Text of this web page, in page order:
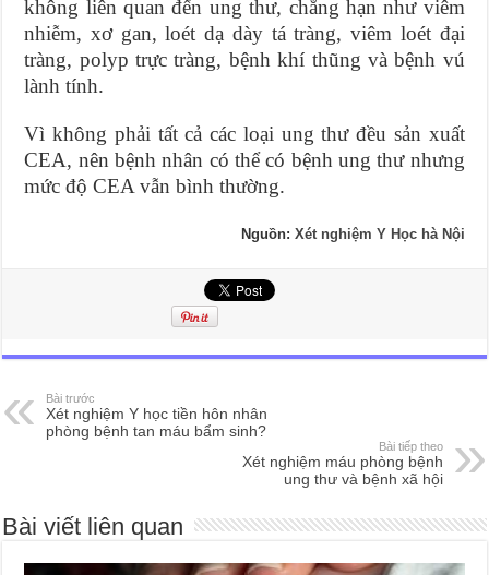
không liên quan đến ung thư, chẳng hạn như viêm
nhiễm, xơ gan, loét dạ dày tá tràng, viêm loét đại
tràng, polyp trực tràng, bệnh khí thũng và bệnh vú
lành tính.
Vì không phải tất cả các loại ung thư đều sản xuất
CEA, nên bệnh nhân có thể có bệnh ung thư nhưng
mức độ CEA vẫn bình thường.
Nguồn: Xét nghiệm Y Học hà Nội
Bài trước
Xét nghiệm Y học tiền hôn nhân
phòng bệnh tan máu bẩm sinh?
Bài tiếp theo
Xét nghiệm máu phòng bệnh
ung thư và bệnh xã hội
Bài viết liên quan